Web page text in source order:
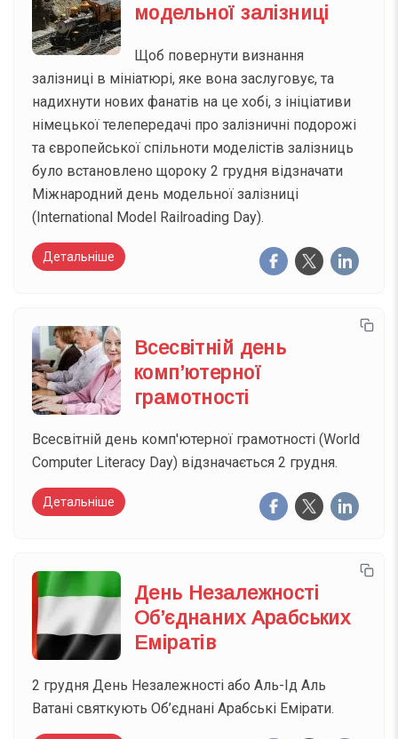
модельної залізниці
Щоб повернути визнання
залізниці в мініатюрі, яке вона заслуговує, та
надихнути нових фанатів на це хобі, з ініціативи
німецької телепередачі про залізничні подорожі
та європейської спільноти моделістів залізниць
було встановлено щороку 2 грудня відзначати
Міжнародний день модельної залізниці
(International Model Railroading Day).
Детальніше
Всесвітній день
комп’ютерної
грамотності
Всесвітній день комп'ютерної грамотності (World
Computer Literacy Day) відзначається 2 грудня.
Детальніше
День Незалежності
Об’єднаних Арабських
Еміратів
2 грудня День Незалежності або Аль-Ід Аль
Ватані святкують Об’єднані Арабські Емірати.